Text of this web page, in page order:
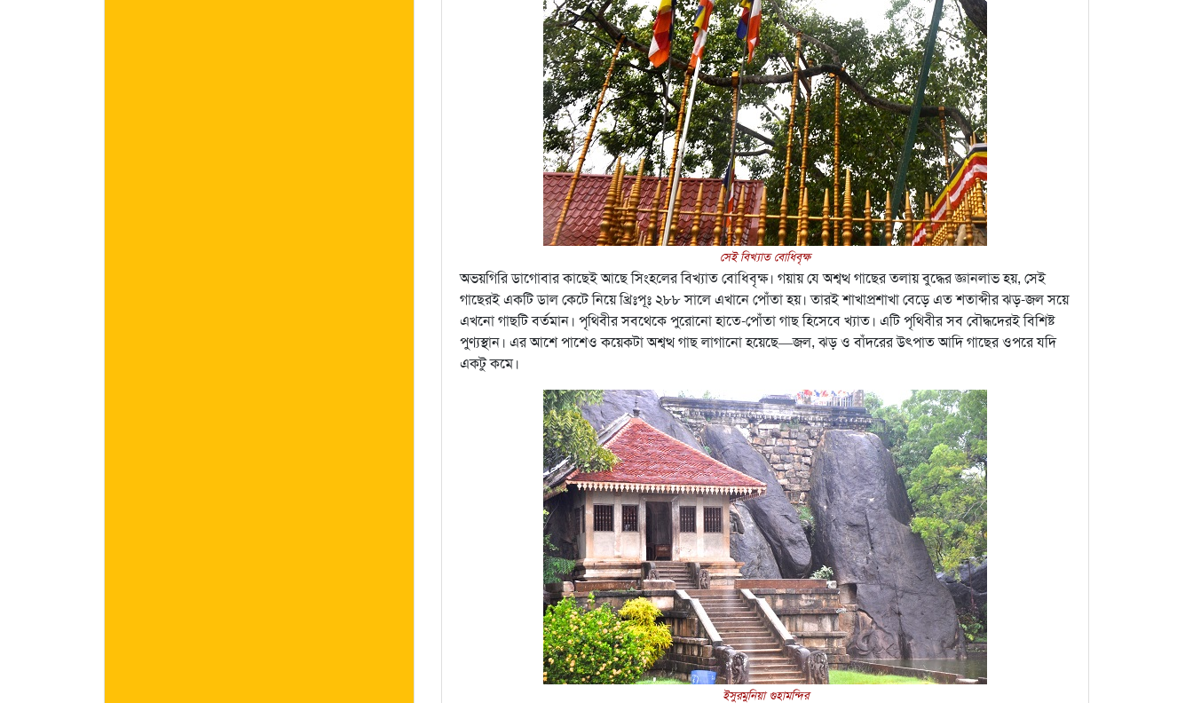
সেই বিখ্যাত বোধিবৃক্ষ
অভয়গিরি ডাগোবার কাছেই আছে সিংহলের বিখ্যাত বোধিবৃক্ষ। গয়ায় যে অশ্বত্থ গাছের তলায় বুদ্ধের জ্ঞানলাভ হয়, সেই
গাছেরই একটি ডাল কেটে নিয়ে খ্রিঃপূঃ ২৮৮ সালে এখানে পোঁতা হয়। তারই শাখাপ্রশাখা বেড়ে এত শতাব্দীর ঝড়-জল সয়ে
এখনো গাছটি বর্তমান। পৃথিবীর সবথেকে পুরোনো হাতে-পোঁতা গাছ হিসেবে খ্যাত। এটি পৃথিবীর সব বৌদ্ধদেরই বিশিষ্ট
পুণ্যস্থান। এর আশে পাশেও কয়েকটা অশ্বত্থ গাছ লাগানো হয়েছে—জল, ঝড় ও বাঁদরের উৎপাত আদি গাছের ওপরে যদি
একটু কমে।
ইসুরমুনিয়া গুহামন্দির